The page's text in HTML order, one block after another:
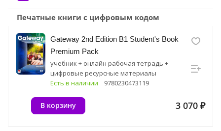
Печатные книги с цифровым кодом
Gateway 2nd Edition B1 Student's Book
Premium Pack
учебник + онлайн рабочая тетрадь +
цифровые ресурсные материалы
Есть в наличии
9780230473119
3 070 ₽
В корзину